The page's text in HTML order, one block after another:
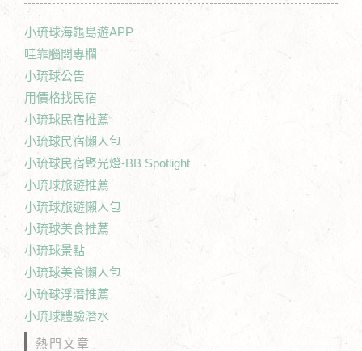
小琉球海龜島遊APP
哇靠腦闆專欄
小琉球公告
用價格找民宿
小琉球民宿推薦
小琉球民宿懶人包
小琉球民宿聚光燈-BB Spotlight
小琉球旅遊推薦
小琉球旅遊懶人包
小琉球美食推薦
小琉球景點
小琉球美食懶人包
小琉球浮潛推薦
小琉球體驗潛水
熱門文章